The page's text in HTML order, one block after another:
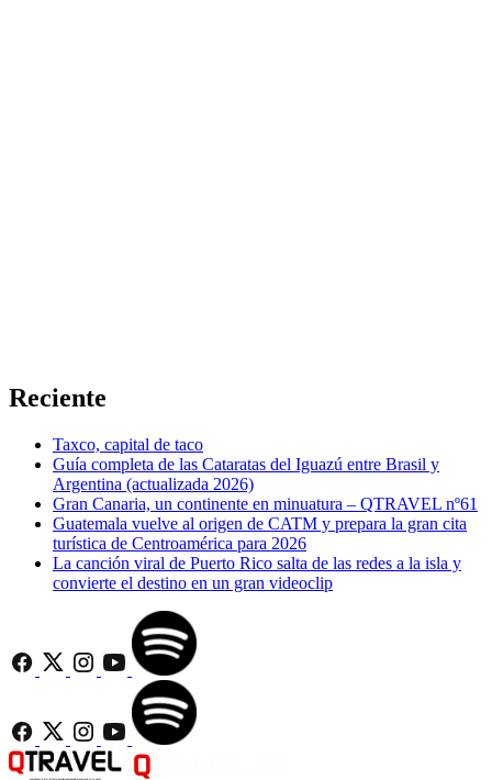
Reciente
Taxco, capital de taco
Guía completa de las Cataratas del Iguazú entre Brasil y
Argentina (actualizada 2026)
Gran Canaria, un continente en minuatura – QTRAVEL nº61
Guatemala vuelve al origen de CATM y prepara la gran cita
turística de Centroamérica para 2026
La canción viral de Puerto Rico salta de las redes a la isla y
convierte el destino en un gran videoclip